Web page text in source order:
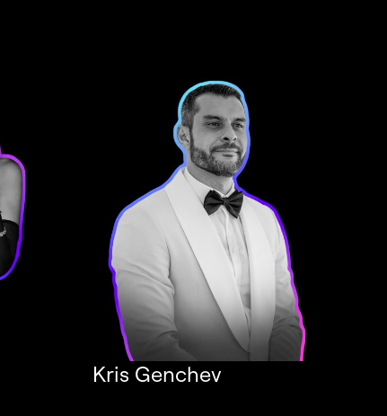
Kris Genchev